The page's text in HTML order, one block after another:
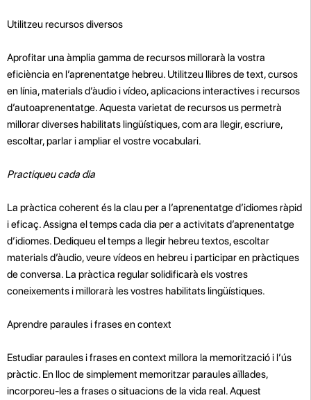
Utilitzeu recursos diversos
Aprofitar una àmplia gamma de recursos millorarà la vostra
eficiència en l’aprenentatge hebreu. Utilitzeu llibres de text, cursos
en línia, materials d’àudio i vídeo, aplicacions interactives i recursos
d’autoaprenentatge. Aquesta varietat de recursos us permetrà
millorar diverses habilitats lingüístiques, com ara llegir, escriure,
escoltar, parlar i ampliar el vostre vocabulari.
Practiqueu cada dia
La pràctica coherent és la clau per a l’aprenentatge d’idiomes ràpid
i eficaç. Assigna el temps cada dia per a activitats d’aprenentatge
d’idiomes. Dediqueu el temps a llegir hebreu textos, escoltar
materials d’àudio, veure vídeos en hebreu i participar en pràctiques
de conversa. La pràctica regular solidificarà els vostres
coneixements i millorarà les vostres habilitats lingüístiques.
Aprendre paraules i frases en context
Estudiar paraules i frases en context millora la memorització i l’ús
pràctic. En lloc de simplement memoritzar paraules aïllades,
incorporeu-les a frases o situacions de la vida real. Aquest